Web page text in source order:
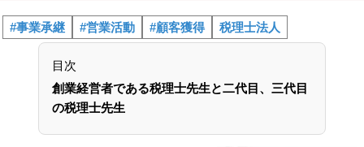
#事業承継 #営業活動 #顧客獲得 税理士法人
目次
創業経営者である税理士先生と二代目、三代目
の税理士先生